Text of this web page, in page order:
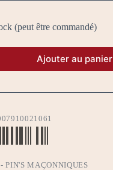
(peut être commandé)
Ajouter au panier
PIN'S MAÇONNIQUES